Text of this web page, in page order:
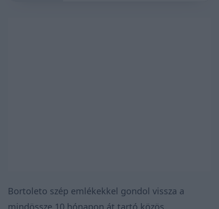
Bortoleto szép emlékekkel gondol vissza a
mindössze 10 hónapon át tartó közös